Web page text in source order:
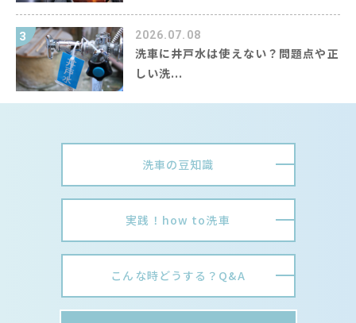
3 2026.07.08
洗車に井戸水は使えない？問題点や正
しい洗...
洗車の豆知識
実践！how to洗車
こんな時どうする？Q&A